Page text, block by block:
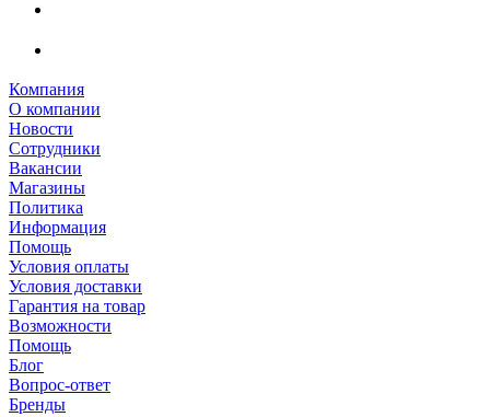
Компания
О компании
Новости
Сотрудники
Вакансии
Магазины
Политика
Информация
Помощь
Условия оплаты
Условия доставки
Гарантия на товар
Возможности
Помощь
Блог
Вопрос-ответ
Бренды